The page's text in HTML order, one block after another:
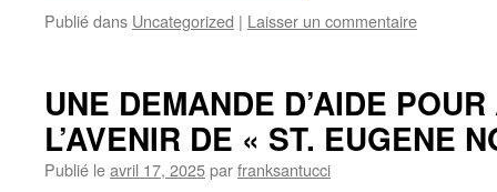
Publié dans Uncategorized | Laisser un commentaire
UNE DEMANDE D’AIDE
L’AVENIR DE « ST. EUGENE
Publié leavril 17, 2025parfranksantucci